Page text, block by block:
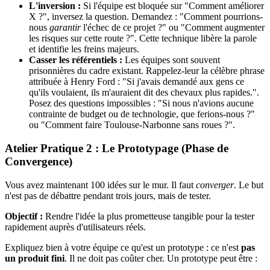
L'inversion : Si l'équipe est bloquée sur "Comment améliorer
X ?", inversez la question. Demandez : "Comment pourrions-
nous garantirl'échec de ce projet ?" ou "Comment augmenter
les risques sur cette route ?". Cette technique libère la parole
et identifie les freins majeurs.
Casser les référentiels : Les équipes sont souvent
prisonnières du cadre existant. Rappelez-leur la célèbre phrase
attribuée à Henry Ford : "Si j'avais demandé aux gens ce
qu'ils voulaient, ils m'auraient dit des chevaux plus rapides.".
Posez des questions impossibles : "Si nous n'avions aucune
contrainte de budget ou de technologie, que ferions-nous ?"
ou "Comment faire Toulouse-Narbonne sans roues ?".
Atelier Pratique 2 : Le Prototypage (Phase de
Convergence)
Vous avez maintenant 100 idées sur le mur. Il faut converger. Le but
n'est pas de débattre pendant trois jours, mais de tester.
Objectif : Rendre l'idée la plus prometteuse tangible pour la tester
rapidement auprès d'utilisateurs réels.
Expliquez bien à votre équipe ce qu'est un prototype : ce n'est pas
un produit fini. Il ne doit pas coûter cher. Un prototype peut être :